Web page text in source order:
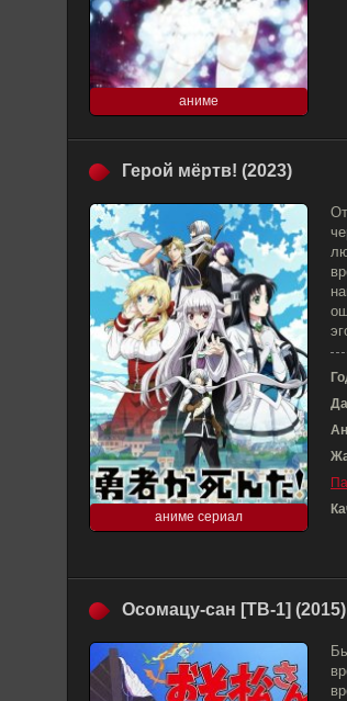
аниме
Герой мёртв! (2023)
аниме сериал
Осомацу-сан [ТВ-1] (2015)